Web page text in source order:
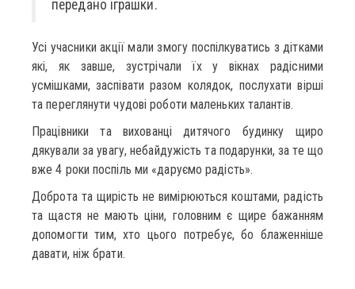
передано іграшки.
Усі учасники акції мали змогу поспілкуватись з дітками
які, як завше, зустрічали їх у вікнах радісними
усмішками, заспівати разом колядок, послухати вірші
та переглянути чудові роботи маленьких талантів.
Працівники та вихованці дитячого будинку щиро
дякували за увагу, небайдужість та подарунки, за те що
вже 4 роки поспіль ми «даруємо радість».
Доброта та щирість не вимірюються коштами, радість
та щастя не мають ціни, головним є щире бажанням
допомогти тим, хто цього потребує, бо блаженніше
давати, ніж брати.